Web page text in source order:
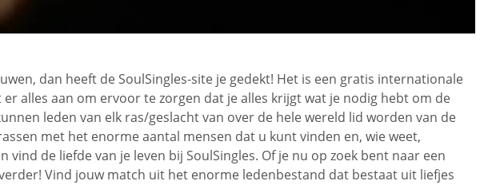
dan heeft de SoulSingles-site je gedekt! Het is een gratis internationale
alles aan om ervoor te zorgen dat je alles krijgt wat je nodig hebt om de
leden van elk ras/geslacht van over de hele wereld lid worden van de
met het enorme aantal mensen dat u kunt vinden en, wie weet,
de liefde van je leven bij SoulSingles. Of je nu op zoek bent naar een
Vind jouw match uit het enorme ledenbestand dat bestaat uit liefjes